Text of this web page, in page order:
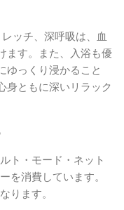
ッチ、深呼吸は、血
ます。また、入浴も優
ゆっくり浸かること
身ともに深いリラック
ト・モード・ネット
を消費しています。
ります。